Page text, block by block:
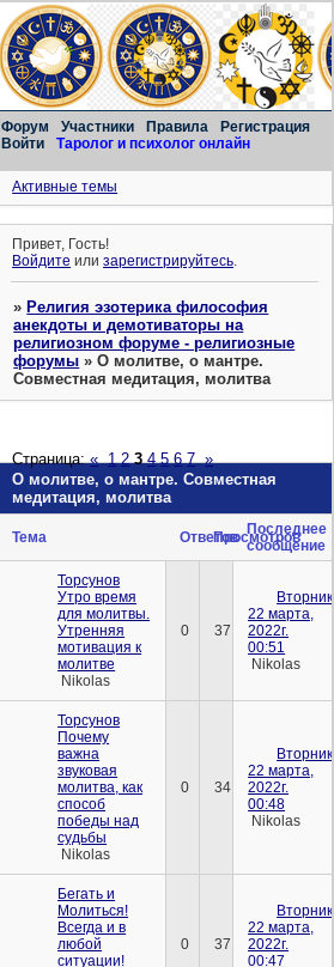
Форум Участники Правила
Регистрация
Войти
Таролог и психолог онлайн
Активные темы
Привет, Гость!
Войдите илизарегистрируйтесь.
»Религия эзотерика философия
анекдоты и демотиваторы на
религиозном форуме - религиозные
форумы »О молитве, о мантре.
Совместная медитация, молитва
О молитве, о мантре. Совместная
медитация, молитва
Страница:« 1 2 3 4 5 6 7 »
Тема ОтветовПросмотров
Последнее
сообщение
Торсунов
Утро время
для молитвы.
Утренняя
мотивация к
молитве
Nikolas
0 37
22 марта,
2022г.
00:51
Nikolas
Торсунов
Почему
важна
звуковая
молитва, как
способ
победы над
судьбы
Nikolas
0 34
22 марта,
2022г.
00:48
Nikolas
Бегать и
Молиться!
Всегда и в
любой
ситуации!
0 37
22 марта,
2022г.
00:47